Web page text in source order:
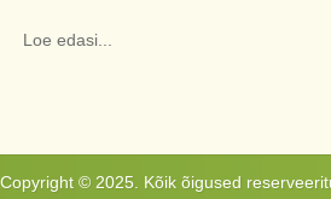
Loe edasi...
Copyright © 2025. Kõik õigused